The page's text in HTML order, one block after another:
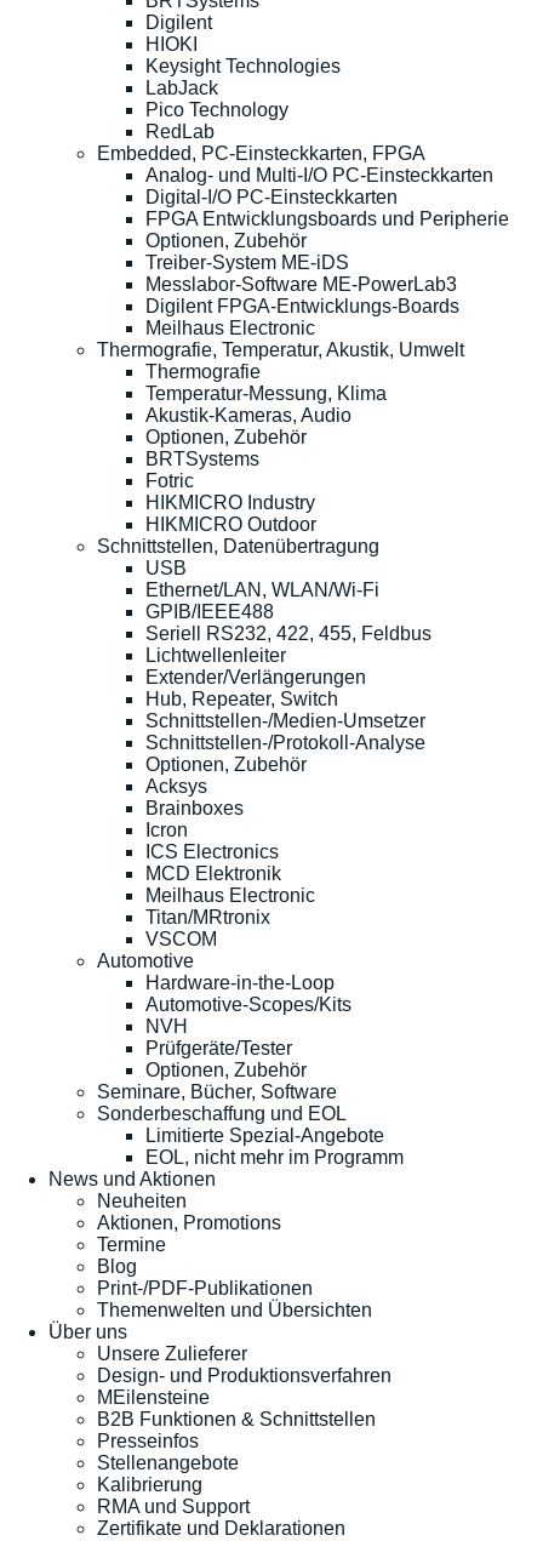
Digilent
HIOKI
Keysight Technologies
LabJack
Pico Technology
RedLab
Embedded, PC-Einsteckkarten, FPGA
Analog- und Multi-I/O PC-Einsteckkarten
Digital-I/O PC-Einsteckkarten
FPGA Entwicklungsboards und Peripherie
Optionen, Zubehör
Treiber-System ME-iDS
Messlabor-Software ME-PowerLab3
Digilent FPGA-Entwicklungs-Boards
Meilhaus Electronic
Thermografie, Temperatur, Akustik, Umwelt
Thermografie
Temperatur-Messung, Klima
Akustik-Kameras, Audio
Optionen, Zubehör
BRTSystems
Fotric
HIKMICRO Industry
HIKMICRO Outdoor
Schnittstellen, Datenübertragung
USB
Ethernet/LAN, WLAN/Wi-Fi
GPIB/IEEE488
Seriell RS232, 422, 455, Feldbus
Lichtwellenleiter
Extender/Verlängerungen
Hub, Repeater, Switch
Schnittstellen-/Medien-Umsetzer
Schnittstellen-/Protokoll-Analyse
Optionen, Zubehör
Acksys
Brainboxes
Icron
ICS Electronics
MCD Elektronik
Meilhaus Electronic
Titan/MRtronix
VSCOM
Automotive
Hardware-in-the-Loop
Automotive-Scopes/Kits
NVH
Prüfgeräte/Tester
Optionen, Zubehör
Seminare, Bücher, Software
Sonderbeschaffung und EOL
Limitierte Spezial-Angebote
EOL, nicht mehr im Programm
News und Aktionen
Neuheiten
Aktionen, Promotions
Termine
Blog
Print-/PDF-Publikationen
Themenwelten und Übersichten
Über uns
Unsere Zulieferer
Design- und Produktionsverfahren
MEilensteine
B2B Funktionen & Schnittstellen
Presseinfos
Stellenangebote
Kalibrierung
RMA und Support
Zertifikate und Deklarationen